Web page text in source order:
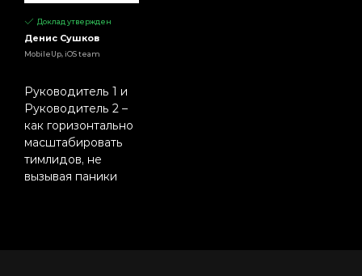
Доклад утвержден
Денис Сушков
MobileUp, iOS team
Руководитель 1 и
Руководитель 2 –
как горизонтально
масштабировать
тимлидов, не
вызывая паники